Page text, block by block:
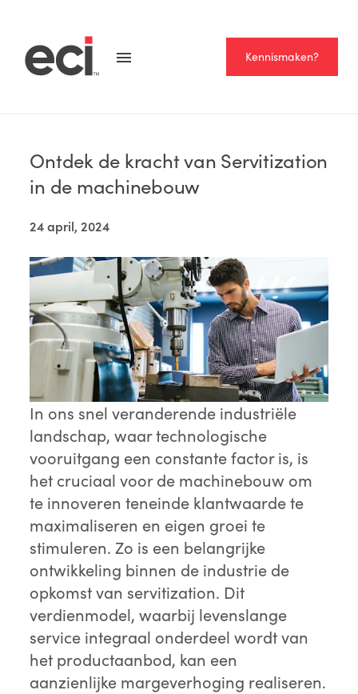
Kennismaken?
Ontdek de kracht van Servitization
in de machinebouw
24 april, 2024
In ons snel veranderende industriële
landschap, waar technologische
vooruitgang een constante factor is, is
het cruciaal voor de machinebouw om
te innoveren teneinde klantwaarde te
maximaliseren en eigen groei te
stimuleren. Zo is een belangrijke
ontwikkeling binnen de industrie de
opkomst van servitization. Dit
verdienmodel, waarbij levenslange
service integraal onderdeel wordt van
het productaanbod, kan een
aanzienlijke margeverhoging realiseren.